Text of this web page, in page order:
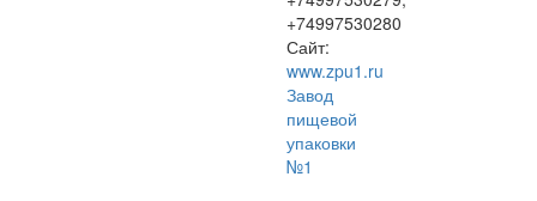
+74997530280
Сайт:
www.zpu1.ru
Завод
пищевой
упаковки
№1